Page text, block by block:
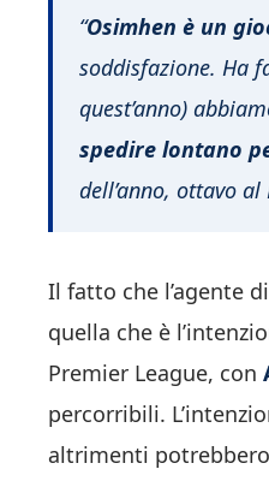
“Osimhen è un
soddisfazione. Ha
quest’anno)
spedire lontano
dell’anno, ottavo al
Il fatto che l’agente di
quella che è
Premier League, con
percorribili.
altrimenti